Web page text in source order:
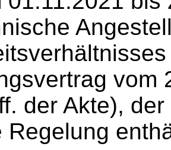
vom
der Akte),
Regelung